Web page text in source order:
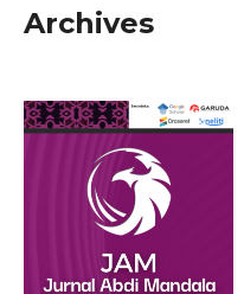
Archives